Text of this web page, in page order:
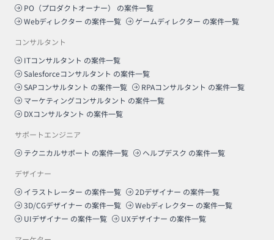
PO（プロダクトオーナー）
の案件一覧
Webディレクター の案件一覧 ゲームディレクター の案件一覧
コンサルタント
ITコンサルタント の案件一覧
Salesforceコンサルタント の案件一覧
SAPコンサルタント の案件一覧 RPAコンサルタント の案件一覧
マーケティングコンサルタント の案件一覧
DXコンサルタント の案件一覧
サポートエンジニア
テクニカルサポート の案件一覧 ヘルプデスク の案件一覧
デザイナー
イラストレーター の案件一覧 2Dデザイナー の案件一覧
3D/CGデザイナー の案件一覧 Webディレクター の案件一覧
UIデザイナー の案件一覧 UXデザイナー の案件一覧